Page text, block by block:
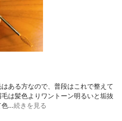
ある方なので、普段はこれで整えて
は髪色よりワントーン明るいと垢抜
色…続きを見る